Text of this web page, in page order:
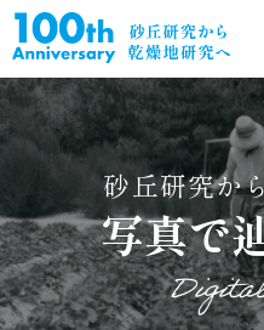
砂丘研究か
写真で